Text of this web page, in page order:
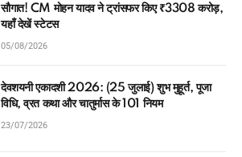
सौगात! CM मोहन यादव ने ट्रांसफर किए ₹3308 करोड़,
यहाँ देखें स्टेटस
05/08/2026
देवशयनी एकादशी 2026: (25 जुलाई) शुभ मुहूर्त, पूजा
विधि, व्रत कथा और चातुर्मास के 101 नियम
23/07/2026